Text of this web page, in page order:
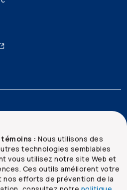
: Nous utilisons des
technologies semblables
vous utilisez notre site Web et
Ces outils améliorent votre
efforts de prévention de la